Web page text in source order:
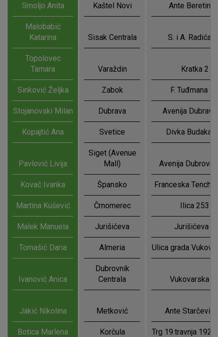
Smoljo Anita Kaštel Novi Ante Beretina
Malobabić
Katarina
Sisak Centrala S. i A. Radića
Topolovec
Tamara
Varaždin Kratka 2
Sinković Željka Zabok F. Tuđmana
Stojanovski Milan Dubrava Avenija
Kopajtić Ana Svetice Divka Budaka
Pavlović Livija
Siget (Avenue
Mall)
Avenija
Kovač Ivanka Špansko Franceska
Martina Kušević Črnomerec Ilica 253
Malek Manuela Jurišićeva Jurišićeva 2
Tomašić Daria Almeria Ulica grada
Ivanović Anica
Dubrovnik
Centrala
Vukovarska
Jakić Nikolina Metković Ante
Botica Marlena Korčula Trg 19.travnja